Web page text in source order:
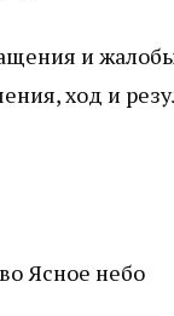
и
ход и
Ясное небо